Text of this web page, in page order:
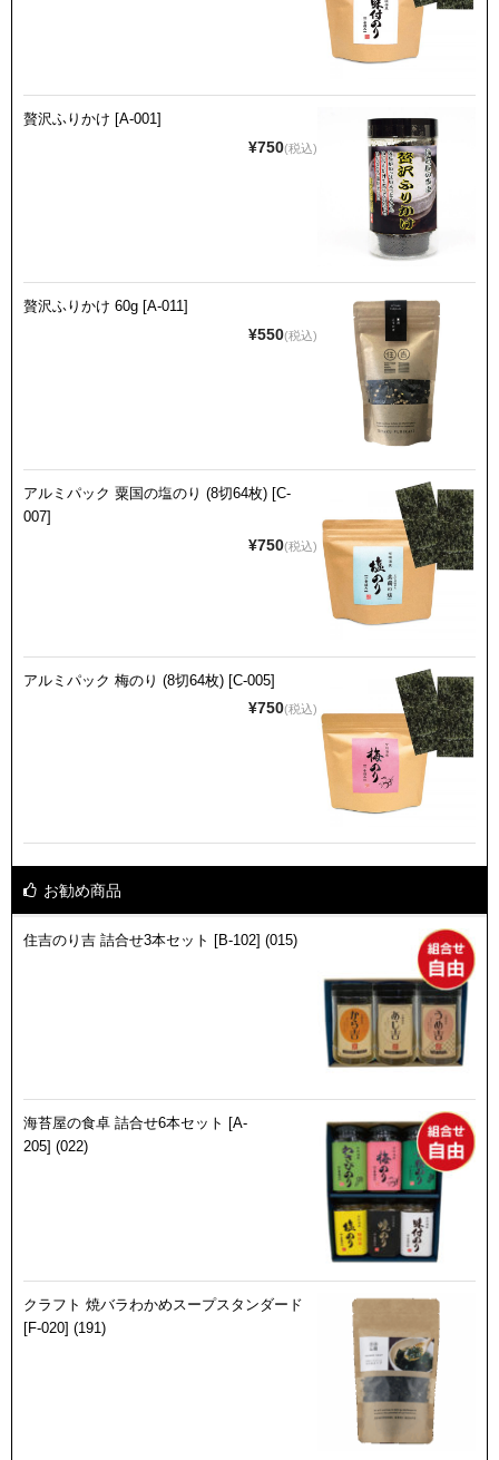
贅沢ふりかけ [A-001]
¥750(税込)
贅沢ふりかけ 60g [A-011]
¥550(税込)
アルミパック 粟国の塩のり (8切64枚) [C-
007]
¥750(税込)
アルミパック 梅のり (8切64枚) [C-005]
¥750(税込)
お勧め商品
住吉のり吉 詰合せ3本セット [B-102] (015)
海苔屋の食卓 詰合せ6本セット [A-
205] (022)
クラフト 焼バラわかめスープスタンダード
[F-020] (191)